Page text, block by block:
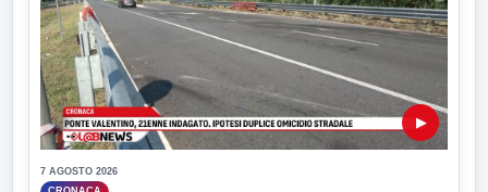
▶
7 AGOSTO 2026